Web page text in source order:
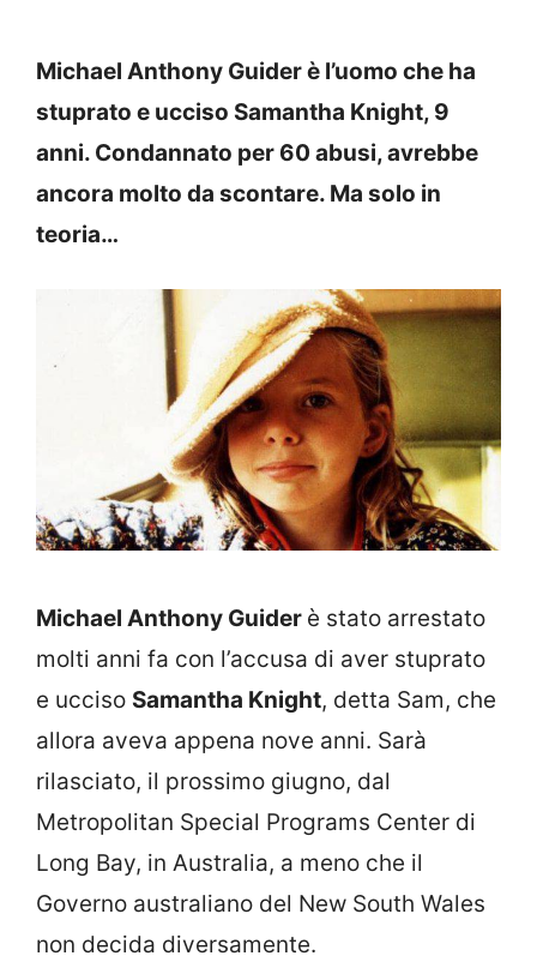
Michael Anthony Guider è l’uomo che ha
stuprato e ucciso Samantha Knight, 9
anni. Condannato per 60 abusi, avrebbe
ancora molto da scontare. Ma solo in
teoria…
Michael Anthony Guider è stato arrestato
molti anni fa con l’accusa di aver stuprato
e ucciso Samantha Knight, detta Sam, che
allora aveva appena nove anni. Sarà
rilasciato, il prossimo giugno, dal
Metropolitan Special Programs Center di
Long Bay, in Australia, a meno che il
Governo australiano del New South Wales
non decida diversamente.